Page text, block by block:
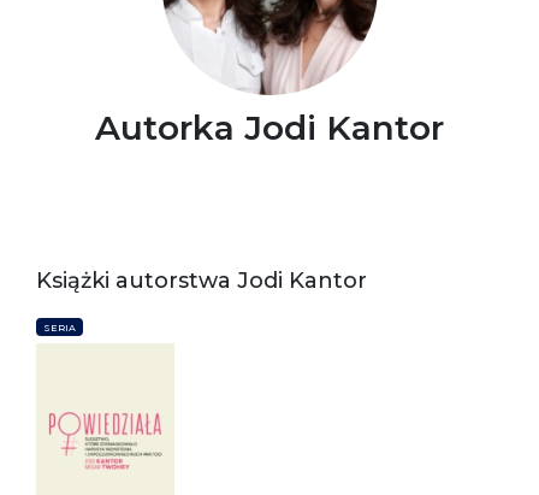
Autorka Jodi Kantor
Książki autorstwa Jodi Kantor
SERIA